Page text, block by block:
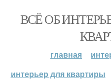
ВСЁ ОБ
главная
интерьер для квартиры